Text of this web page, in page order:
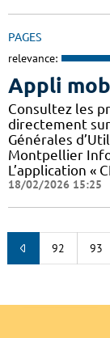
PAGES
relevance:
Appli
Consultez les
directement
Générales
Montpellier
L’application «
18/02/2026 15:25
92 93